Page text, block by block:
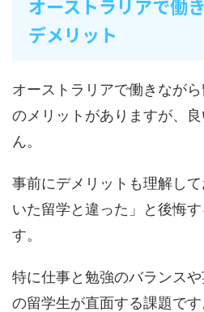
オーストラリアで働
デメリット
オーストラリアで働きなが
のメリットがありますが、
ん。
事前にデメリットも理解し
いた留学と違った」と後悔
す。
特に仕事と勉強のバランス
の留学生が直面する課題です